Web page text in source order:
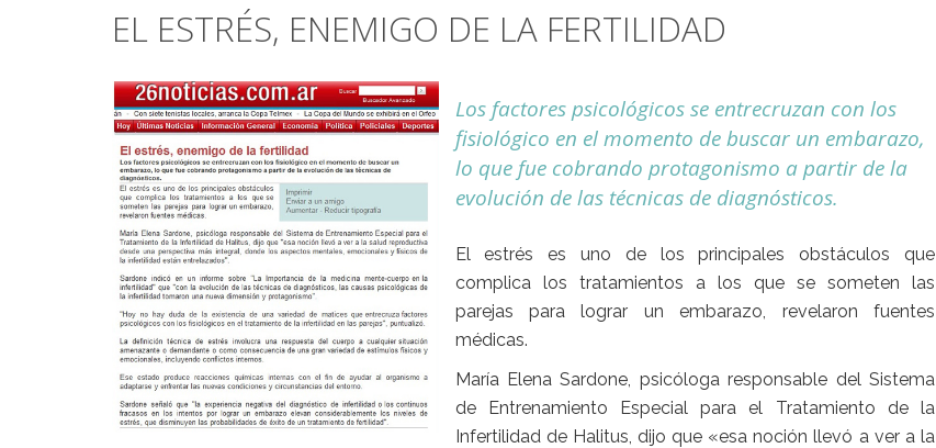
EL ESTRÉS, ENEMIGO DE LA FERTILIDAD
Los factores psicológicos se entrecruzan con los
fisiológico en el momento de buscar un embarazo,
lo que fue cobrando protagonismo a partir de la
evolución de las técnicas de diagnósticos.
El estrés es uno de los principales obstáculos que
complica los tratamientos a los que se someten las
parejas para lograr un embarazo, revelaron fuentes
médicas.
María Elena Sardone, psicóloga responsable del Sistema
de Entrenamiento Especial para el Tratamiento de la
Infertilidad de Halitus, dijo que «esa noción llevó a ver a la